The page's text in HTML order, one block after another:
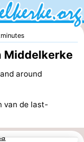
Middelkerke
around
van de last-